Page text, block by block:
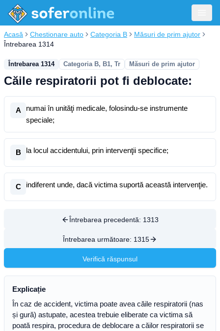
Acasă Chestionare auto Categoria B
Măsuri de prim ajutor
Întrebarea 1314
Întrebarea 1314 Categoria B, B1, Tr Măsuri de prim ajutor
Căile respiratorii pot fi deblocate:
A
numai în unităţi medicale, folosindu-se instrumente
speciale;
B la locul accidentului, prin intervenţii specifice;
C indiferent unde, dacă victima suportă această intervenţie.
Întrebarea precedentă: 1313
Întrebarea următoare: 1315
Verifică răspunsul
Explicație
În caz de accident, victima poate avea căile respiratorii (nas
și gură) astupate, acestea trebuie eliberate ca victima să
poată respira, procedura de deblocare a căilor respiratorii se